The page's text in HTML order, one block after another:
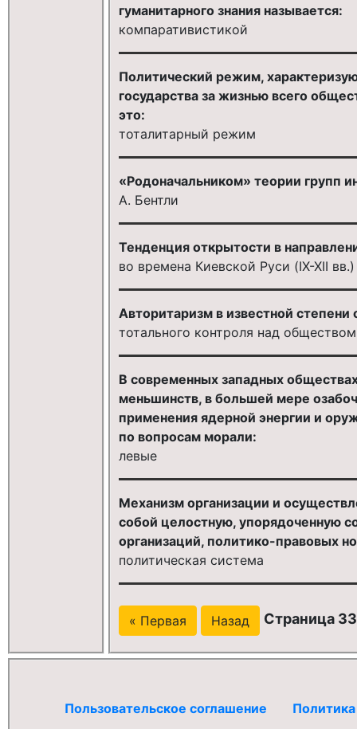
гуманитарного знания называется:
компаративистикой
Политический режим,
государства за жизнью всего
это:
тоталитарный режим
«Родоначальником» теории групп
А. Бентли
Тенденция открытости в
во времена Киевской Руси (IX-XII вв.)
Авторитаризм в известной степени
тотального контроля над обществом
В современных западных
меньшинств, в большей мере
применения ядерной энергии и
по вопросам морали:
левые
Механизм организации и
собой целостную, упорядоченную
организаций, политико-правовых
политическая система
« Первая Назад Страница
Пользовательское соглашение